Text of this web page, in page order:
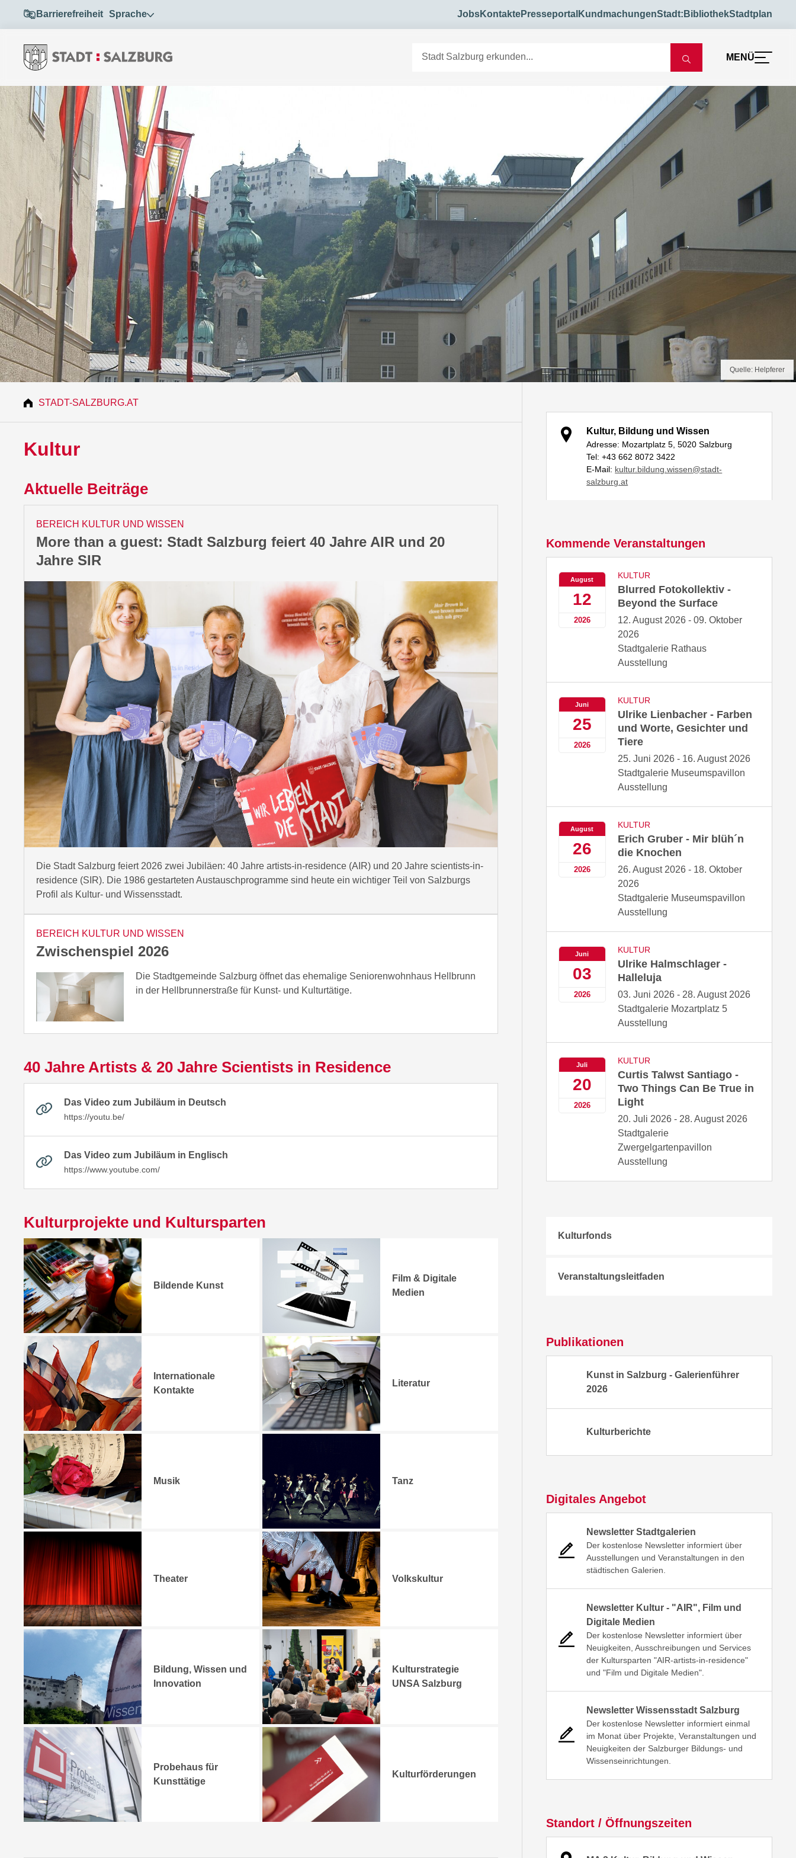
Barrierefreiheit Sprache JobsKontaktePresseportal KundmachungenStadt:BibliothekStadtplan
MENÜ
Quelle: Helpferer
STADT-SALZBURG.AT
Kultur
Aktuelle Beiträge
BEREICH KULTUR UND WISSEN
More than a guest: Stadt Salzburg feiert 40 Jahre AIR und 20
Jahre SIR
Die Stadt Salzburg feiert 2026 zwei Jubiläen: 40 Jahre artists-in-residence (AIR) und 20 Jahre scientists-in-
residence (SIR). Die 1986 gestarteten Austauschprogramme sind heute ein wichtiger Teil von Salzburgs
Profil als Kultur- und Wissensstadt.
BEREICH KULTUR UND WISSEN
Zwischenspiel 2026
Die Stadtgemeinde Salzburg öffnet das ehemalige Seniorenwohnhaus Hellbrunn
in der Hellbrunnerstraße für Kunst- und Kulturtätige.
40 Jahre Artists & 20 Jahre Scientists in Residence
Das Video zum Jubiläum in Deutsch
https://youtu.be/
Das Video zum Jubiläum in Englisch
https://www.youtube.com/
Kulturprojekte und Kultursparten
Bildende Kunst
Film & Digitale
Medien
Internationale
Kontakte
Literatur
Musik Tanz
Theater Volkskultur
Bildung, Wissen und
Innovation
Kulturstrategie
UNSA Salzburg
Probehaus für
Kunsttätige
Kulturförderungen
Kultur, Bildung und Wissen
Adresse: Mozartplatz 5, 5020 Salzburg
Tel: +43 662 8072 3422
E-Mail: kultur.bildung.wissen@stadt-
salzburg.at
Kommende Veranstaltungen
August
12
2026
KULTUR
Blurred Fotokollektiv -
Beyond the Surface
12. August 2026 - 09. Oktober
2026
Stadtgalerie Rathaus
Ausstellung
Juni
25
2026
KULTUR
Ulrike Lienbacher - Farben
und Worte, Gesichter und
Tiere
25. Juni 2026 - 16. August 2026
Stadtgalerie Museumspavillon
Ausstellung
August
26
2026
KULTUR
Erich Gruber - Mir blüh´n
die Knochen
26. August 2026 - 18. Oktober
2026
Stadtgalerie Museumspavillon
Ausstellung
Juni
03
2026
KULTUR
Ulrike Halmschlager -
Halleluja
03. Juni 2026 - 28. August 2026
Stadtgalerie Mozartplatz 5
Ausstellung
Juli
20
2026
KULTUR
Curtis Talwst Santiago -
Two Things Can Be True in
Light
20. Juli 2026 - 28. August 2026
Stadtgalerie
Zwergelgartenpavillon
Ausstellung
Kulturfonds
Veranstaltungsleitfaden
Publikationen
Kunst in Salzburg - Galerienführer
2026
Kulturberichte
Digitales Angebot
Newsletter Stadtgalerien
Der kostenlose Newsletter informiert über
Ausstellungen und Veranstaltungen in den
städtischen Galerien.
Newsletter Kultur - "AIR", Film und
Digitale Medien
Der kostenlose Newsletter informiert über
Neuigkeiten, Ausschreibungen und Services
der Kultursparten "AIR-artists-in-residence"
und "Film und Digitale Medien".
Newsletter Wissensstadt Salzburg
Der kostenlose Newsletter informiert einmal
im Monat über Projekte, Veranstaltungen und
Neuigkeiten der Salzburger Bildungs- und
Wissenseinrichtungen.
Standort / Öffnungszeiten